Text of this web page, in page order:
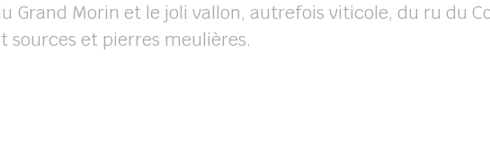
Grand Morin et le joli vallon, autrefois viticole, du ru du
sources et pierres meulières.